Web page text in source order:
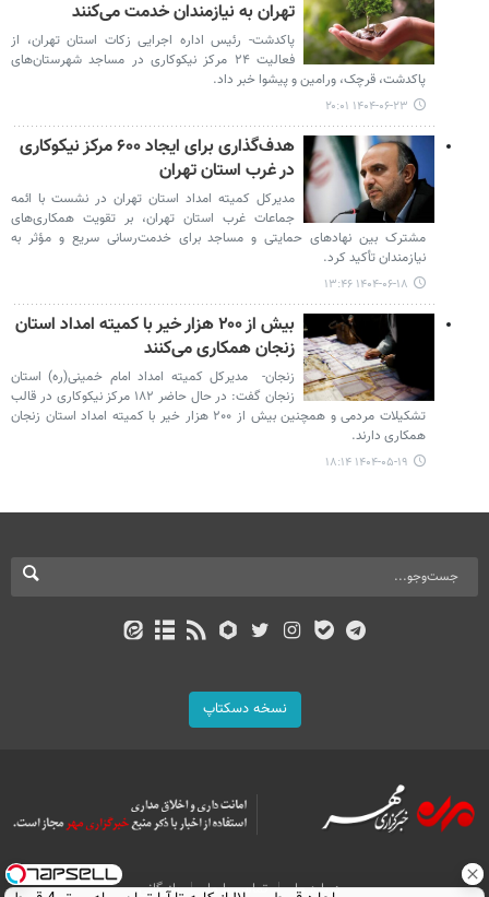
تهران به نیازمندان خدمت می‌کنند
پاکدشت- رئیس اداره اجرایی زکات استان تهران، از
فعالیت ۲۴ مرکز نیکوکاری در مساجد شهرستان‌های
پاکدشت، قرچک، ورامین و پیشوا خبر داد.
۱۴۰۴-۰۶-۲۳ ۲۰:۰۱
هدف‌گذاری برای ایجاد ۶۰۰ مرکز نیکوکاری
در غرب استان تهران
مدیرکل کمیته امداد استان تهران در نشست با ائمه
جماعات غرب استان تهران، بر تقویت همکاری‌های
مشترک بین نهادهای حمایتی و مساجد برای خدمت‌رسانی سریع و مؤثر به
نیازمندان تأکید کرد.
۱۴۰۴-۰۶-۱۸ ۱۳:۴۶
بیش از ۲۰۰ هزار خیر با کمیته امداد استان
زنجان همکاری می‌کنند
زنجان- مدیرکل کمیته امداد امام خمینی(ره) استان
زنجان گفت: در حال حاضر ۱۸۲ مرکز نیکوکاری در قالب
تشکیلات مردمی و همچنین بیش از ۲۰۰ هزار خیر با کمیته امداد استان زنجان
همکاری دارند.
۱۴۰۴-۰۵-۱۹ ۱۸:۱۴
نسخه دسکتاپ
درباره ما تماس با ما بازرگانی